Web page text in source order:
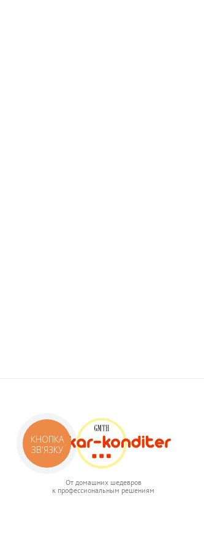
надлежащего и ненадлежащего качества).
заявленному в описании качеству.
может отказать потребителю в обмене и
От домашних шедевров
к профессиональным решениям
КНОПКА
ЗВ'ЯЗКУ